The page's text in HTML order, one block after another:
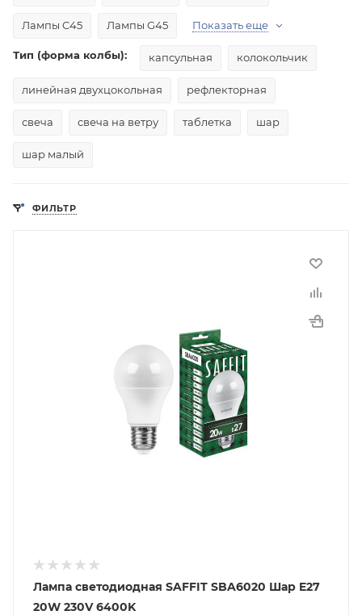
Лампы C45 Лампы G45 Показать еще
Тип (форма колбы): капсульная колокольчик
линейная двухцокольная рефлекторная
свеча свеча на ветру таблетка шар
шар малый
ФИЛЬТР
Лампа светодиодная SAFFIT SBA6020 Шар E27
20W 230V 6400K